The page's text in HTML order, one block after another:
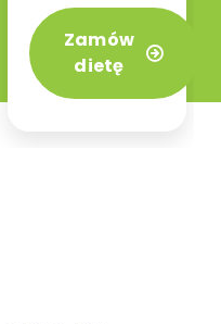
wariancie 3 lub
4 posiłków.
Zamów
dietę